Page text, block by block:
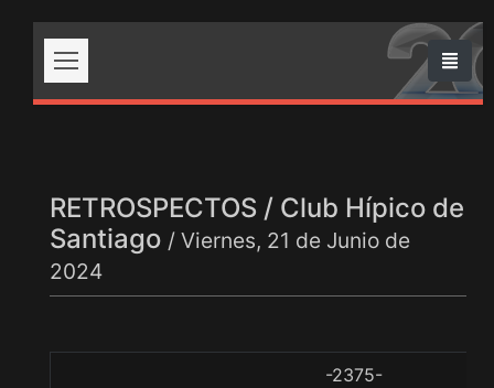
RETROSPECTOS / Club Hípico de
Santiago / Viernes, 21 de Junio de
2024
-2375-